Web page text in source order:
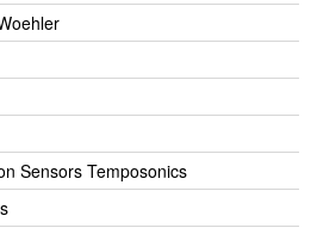
Sensors Temposonics